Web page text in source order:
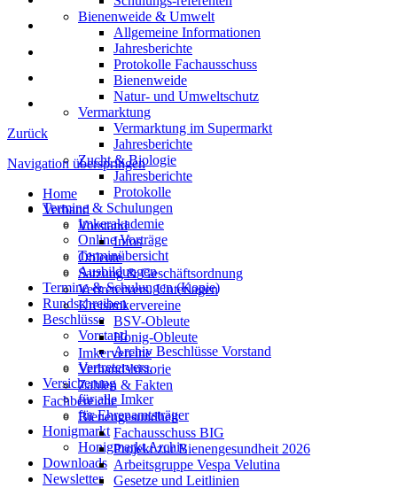
Bienenweide & Umwelt
Allgemeine Informationen
Jahresberichte
Protokolle Fachausschuss
Bienenweide
Natur- und Umweltschutz
Vermarktung
Vermarktung im Supermarkt
Jahresberichte
Zucht & Biologie
Jahresberichte
Protokolle
Termine & Schulungen
Imkerakademie
Online Vorträge
Terminübersicht
Ausbildungen
Termine & Schulungen (Kopie)
Rundschreiben
Beschlüsse
Vorstand
Archiv Beschlüsse Vorstand
Vertretervers.
Versicherung
für alle Imker
für Ehrenamtsträger
Honigmarkt
Honigmarkt Archiv
Downloads
Newsletter
Zurück
Navigation überspringen
Home
Verband
Vorstand
Infos
Obleute
Satzung & Geschäftsordnung
Vertretervers. Unterlagen
Kreisimkervereine
BSV-Obleute
Honig-Obleute
Imkervereine
Verbandshistorie
Zahlen & Fakten
Fachbereiche
Bienengesundheit
Fachausschuss BIG
Projekt zur Bienengesundheit 2026
Arbeitsgruppe Vespa Velutina
Gesetze und Leitlinien